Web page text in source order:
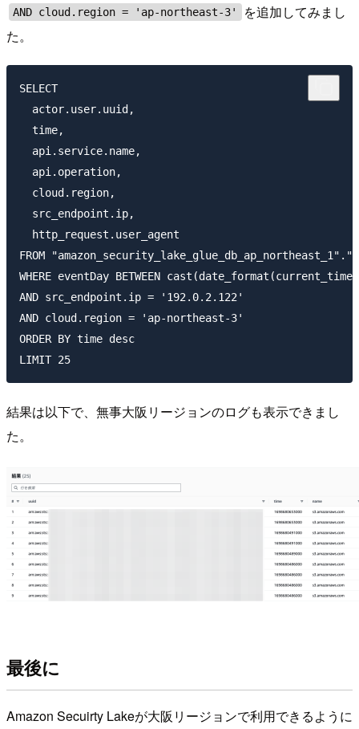
AND cloud.region = 'ap-northeast-3'
を追加してみまし
た。
SELECT
  actor.user.uuid,
  time,
  api.service.name,
  api.operation,
  cloud.region,
  src_endpoint.ip,
  http_request.user_agent
FROM
WHERE eventDay BETWEEN
AND src_endpoint.ip = '192.0.2.122'
AND cloud.region = 'ap-northeast-3'
ORDER BY time desc
結果は以下で、無事大阪リージョンのログも表示できまし
た。
最後に
Amazon Secuirty Lakeが大阪リージョンで利用できるように